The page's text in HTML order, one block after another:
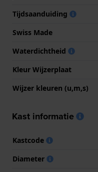
Tijdsaanduiding
Swiss Made
Waterdichtheid
Kleur Wijzerplaat
Wijzer kleuren (u,m,s)
Kast informatie
Kastcode
Diameter